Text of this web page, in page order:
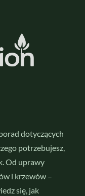
dotyczących
potrzebujesz,
Od uprawy
i krzewów –
się, jak